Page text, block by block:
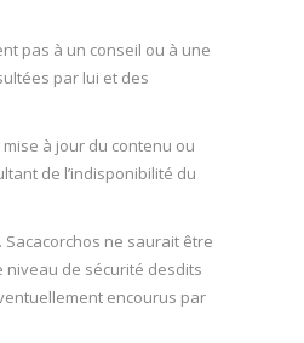
pas à un conseil ou à une
par lui et des
à jour du contenu ou
de l’indisponibilité du
ne saurait être
de sécurité desdits
encourus par